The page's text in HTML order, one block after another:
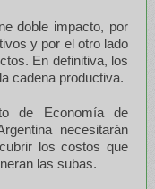
doble impacto, por
y por el otro lado
En definitiva, los
cadena productiva.
de Economía de
necesitarán
los costos que
las subas.